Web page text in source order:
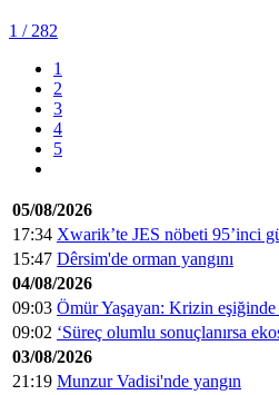
1 / 282
1
2
3
4
5
05/08/2026
17:34 Xwarik’te JES nöbeti 95’inci
15:47 Dêrsim'de orman yangını
04/08/2026
09:03 Ömür Yaşayan: Krizin eşiğinde
09:02 ‘Süreç olumlu sonuçlanırsa
03/08/2026
21:19 Munzur Vadisi'nde yangın